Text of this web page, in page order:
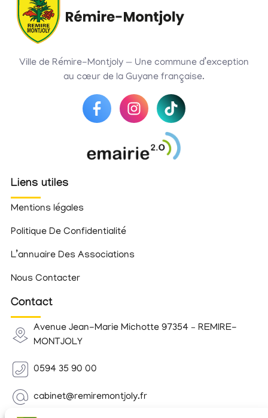
Ville de Rémire-Montjoly — Une commune d’exception
au cœur de la Guyane française.
Liens utiles
Mentions légales
Politique De Confidentialité
L’annuaire Des Associations
Nous Contacter
Contact
Avenue Jean-Marie Michotte 97354 – REMIRE-
MONTJOLY
0594 35 90 00
cabinet@remiremontjoly.fr